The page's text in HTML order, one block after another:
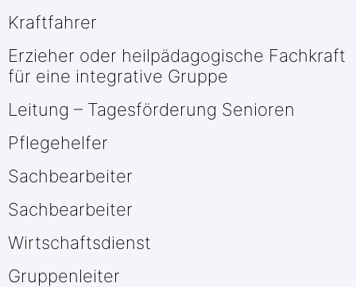
Kraftfahrer
Erzieher oder heilpädagogische Fachkraft
für eine integrative Gruppe
Leitung – Tagesförderung Senioren
Pflegehelfer
Sachbearbeiter
Sachbearbeiter
Wirtschaftsdienst
Gruppenleiter